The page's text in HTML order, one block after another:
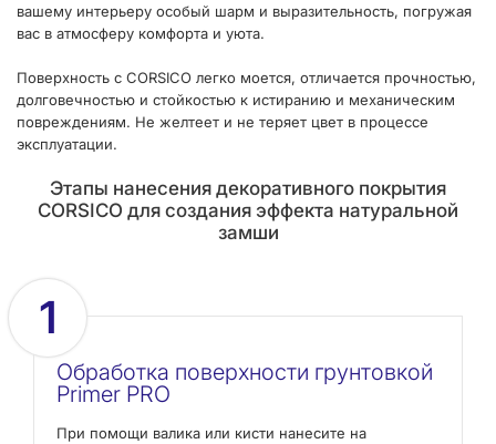
вашему интерьеру особый шарм и выразительность, погружая
вас в атмосферу комфорта и уюта.
Поверхность с CORSICO легко моется, отличается прочностью,
долговечностью и стойкостью к истиранию и механическим
повреждениям. Не желтеет и не теряет цвет в процессе
эксплуатации.
Этапы нанесения декоративного покрытия
CORSICO для создания эффекта натуральной
замши
1
Обработка поверхности грунтовкой
Primer PRO
При помощи валика или кисти нанесите на